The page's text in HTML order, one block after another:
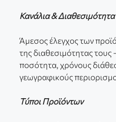
Κανάλια & Διαθεσιμότητα
Άμεσος έλεγχος των
της διαθεσιμότητας
ποσότητα, χρόνους
γεωγραφικούς
Τύποι Προϊόντων